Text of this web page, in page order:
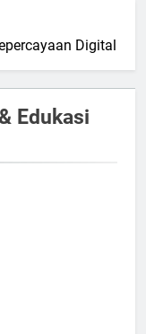
Digital
Edukasi